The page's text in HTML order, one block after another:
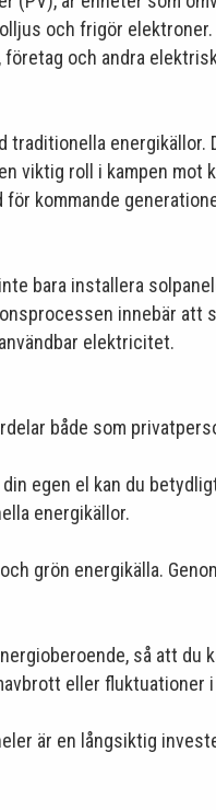
och frigör
och andra
viktig roll i kampen
kommande
bara installera
innebär att
elektricitet.
både som
egen el kan du
energikällor.
grön energikälla.
så att du
eller fluktuationer
är en långsiktig